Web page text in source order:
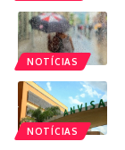
NOTÍCIAS
NOTÍCIAS